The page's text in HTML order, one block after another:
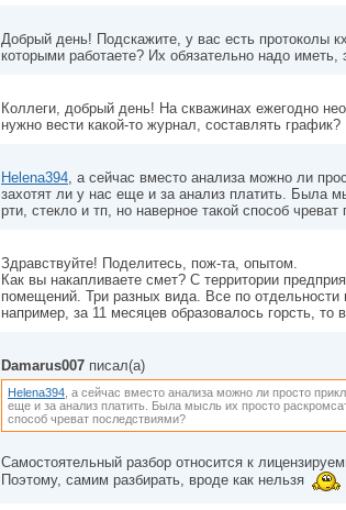
Добрый день! Подскажите, у вас есть протоколы
которыми работаете? Их обязательно надо иметь,
Коллеги, добрый день! На скважинах ежегодно
нужно вести какой-то журнал, составлять
Helena394, а сейчас вместо анализа можно ли
захотят ли у нас еще и за анализ платить. Была
рти, стекло и тп, но наверное такой способ
Здравствуйте! Поделитесь, пож-та, опытом.
Как вы накапливаете смет? С территории
помещений. Три разных вида. Все по
например, за 11 месяцев образовалось горсть, то
Damarus007 писал(а)
Helena394 , а сейчас вместо анализа можно ли просто
еще и за анализ платить. Была мысль их просто
способ чреват последствиями?
Самостоятельный разбор относится к
Поэтому, самим разбирать, вроде как нельзя